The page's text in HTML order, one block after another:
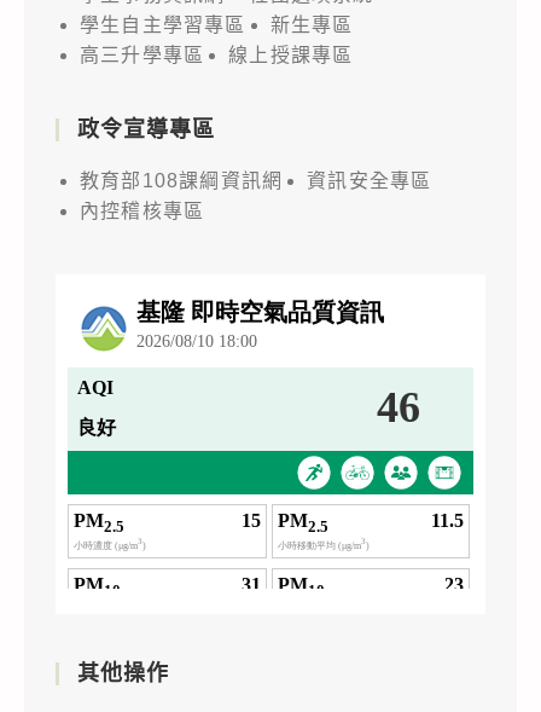
學生自主學習專區
新生專區
高三升學專區
線上授課專區
政令宣導專區
教育部108課綱資訊網
資訊安全專區
內控稽核專區
其他操作